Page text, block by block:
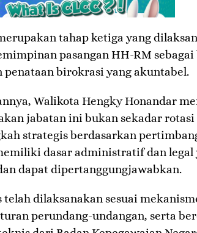
tahap ketiga yang
pasangan HH-RM
penataan birokrasi yang akuntabel.
Walikota Hengky Honandar
jabatan ini bukan sekadar
strategis berdasarkan
dasar administratif dan legal
dapat dipertanggungjawabkan.
telah dilaksanakan sesuai
perundang-undangan, serta